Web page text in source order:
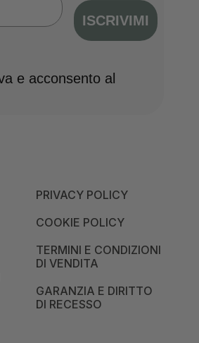
ISCRIVIMI
e acconsento al
PRIVACY POLICY
COOKIE POLICY
TERMINI E CONDIZIONI
DI VENDITA
GARANZIA E DIRITTO
DI RECESSO